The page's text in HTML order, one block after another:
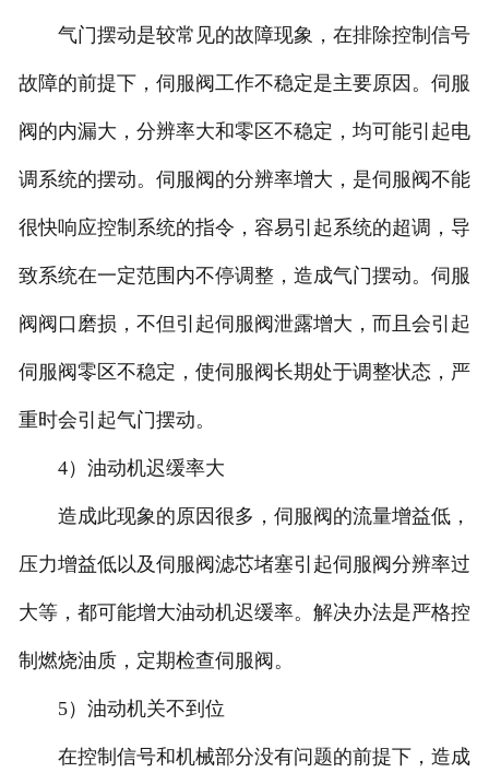
气门摆动是较常见的故障现象，在排除控制信号
故障的前提下，伺服阀工作不稳定是主要原因。伺服
阀的内漏大，分辨率大和零区不稳定，均可能引起电
调系统的摆动。伺服阀的分辨率增大，是伺服阀不能
很快响应控制系统的指令，容易引起系统的超调，导
致系统在一定范围内不停调整，造成气门摆动。伺服
阀阀口磨损，不但引起伺服阀泄露增大，而且会引起
伺服阀零区不稳定，使伺服阀长期处于调整状态，严
重时会引起气门摆动。
4）油动机迟缓率大
造成此现象的原因很多，伺服阀的流量增益低，
压力增益低以及伺服阀滤芯堵塞引起伺服阀分辨率过
大等，都可能增大油动机迟缓率。解决办法是严格控
制燃烧油质，定期检查伺服阀。
5）油动机关不到位
在控制信号和机械部分没有问题的前提下，造成